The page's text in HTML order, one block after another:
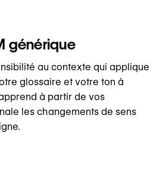
générique
au contexte qui applique
glossaire et votre ton à
à partir de vos
les changements de sens